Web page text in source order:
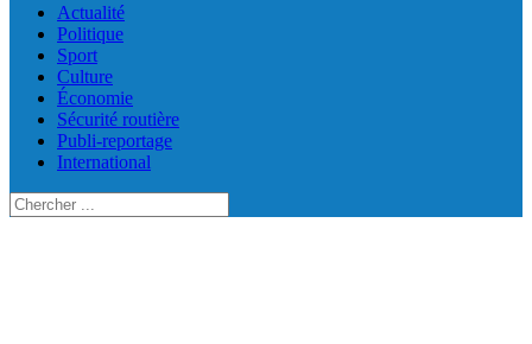
Actualité
Politique
Sport
Culture
Économie
Sécurité routière
Publi-reportage
International